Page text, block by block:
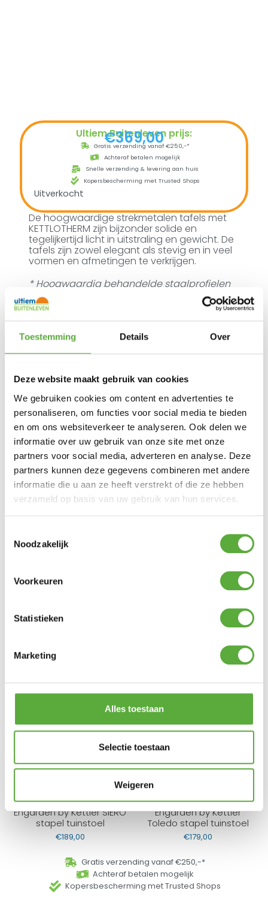
Toestemming Details Over
Deze website maakt gebruik van cookies
We gebruiken cookies om content en advertenties te
personaliseren, om functies voor social media te bieden
en om ons websiteverkeer te analyseren. Ook delen we
informatie over uw gebruik van onze site met onze
partners voor social media, adverteren en analyse. Deze
partners kunnen deze gegevens combineren met andere
informatie die u aan ze heeft verstrekt of die ze hebben
verzameld op basis van uw gebruik van hun services.
Noodzakelijk
Voorkeuren
Statistieken
Marketing
Alles toestaan
Selectie toestaan
Weigeren
Ultiem Buitenleven prijs:
€369,00
Gratis verzending vanaf €250,-*
Achteraf betalen mogelijk
Snelle verzending & levering aan huis
Kopersbescherming met Trusted Shops
Uitverkocht
De hoogwaardige strekmetalen tafels met
KETTLOTHERM zijn bijzonder solide en
tegelijkertijd licht in uitstraling en gewicht. De
tafels zijn zowel elegant als stevig en in veel
vormen en afmetingen te verkrijgen.
* Hoogwaardig behandelde staalprofielen
* Strekmetalen tafelblad
* Hoge stabiliteit door solide stalen
* Weerbestendig
Ultiem Buitenleven prijs:
€369,00
Uitverkocht
Gratis verzending vanaf €250,-*
Achteraf betalen mogelijk
Snelle verzending & levering aan huis
Kopersbescherming met Trusted Shops
Merk
Breedte
BIJPASSENDE ACCESSOIRES EN ALTERNATIEVE
Engarden by Kettler SIERO
stapel tuinstoel
€189,00
Engarden by Kettler
Toledo stapel tuinstoel
€179,00
Gratis verzending vanaf €250,-*
Achteraf betalen mogelijk
Kopersbescherming met Trusted Shops